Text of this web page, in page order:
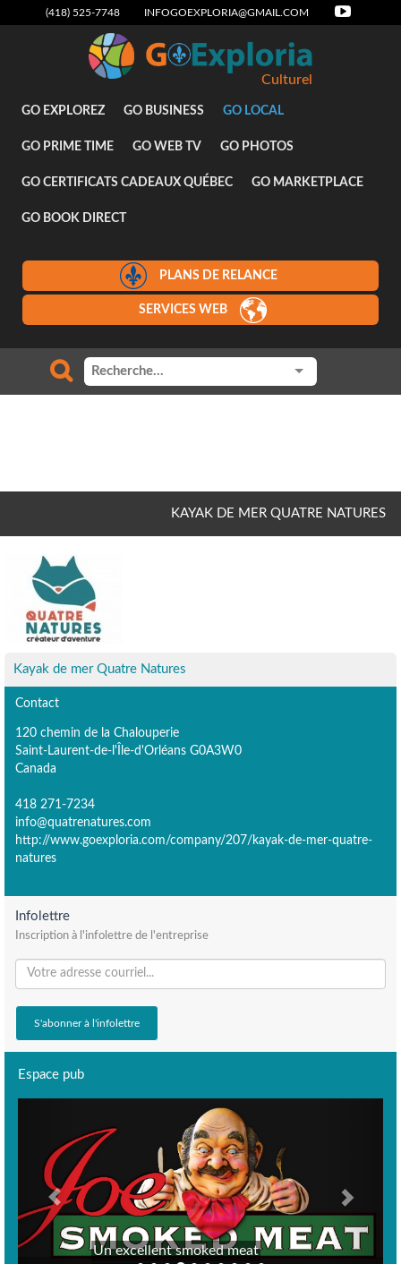
(418) 525-7748 INFOGOEXPLORIA@GMAIL.COM
Culturel
GO EXPLOREZ GO BUSINESS GO LOCAL
GO PRIME TIME GO WEB TV GO PHOTOS
GO CERTIFICATS CADEAUX QUÉBEC GO MARKETPLACE
GO BOOK DIRECT
PLANS DE RELANCE
SERVICES WEB
KAYAK DE MER QUATRE NATURES
Kayak de mer Quatre Natures
Contact
120 chemin de la Chalouperie
Saint-Laurent-de-l'Île-d'Orléans G0A3W0
Canada
418 271-7234
info@quatrenatures.com
http://www.goexploria.com/company/207/kayak-de-mer-quatre-
natures
Infolettre
Inscription à l'infolettre de l'entreprise
Espace pub
Un excellent smoked meat